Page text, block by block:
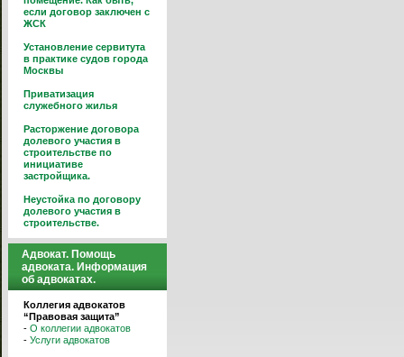
если договор заключен с
ЖСК
Установление сервитута
в практике судов города
Москвы
Приватизация
служебного жилья
Расторжение договора
долевого участия в
строительстве по
инициативе
застройщика.
Неустойка по договору
долевого участия в
строительстве.
Адвокат. Помощь
адвоката. Информация
об адвокатах.
Коллегия адвокатов
“Правовая защита”
- О коллегии адвокатов
- Услуги адвокатов